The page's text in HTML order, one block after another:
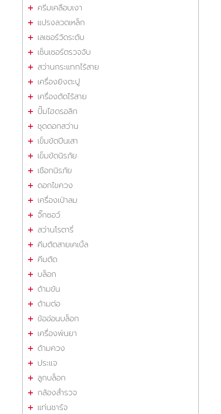
ครีมเคลือบเงา
แปรงลวดเหล็ก
เลเซอร์วัดระดับ
เซ็นเซอร์ตรวจจับ
สว่านกระแทกไร้สาย
เครื่องยิงตะปู
เครื่องตัดไร้สาย
ปั๊มไฮดรอลิก
ชุดดอกสว่าน
เข็มขัดปีนเสา
เข็มขัดนิรภัย
เชือกนิรภัย
ดอกไขควง
เครื่องเป่าลม
จิ๊กซอว์
สว่านโรตารี่
คีมตัดสายเคเบิ้ล
คีมตัด
บล็อก
ด้ามขัน
ด้ามต่อ
ข้ออ่อนบล็อก
เครื่องพ่นยา
ด้ามควง
ประแจ
ลูกบล็อก
กล้องสำรวจ
แท่นชาร์จ